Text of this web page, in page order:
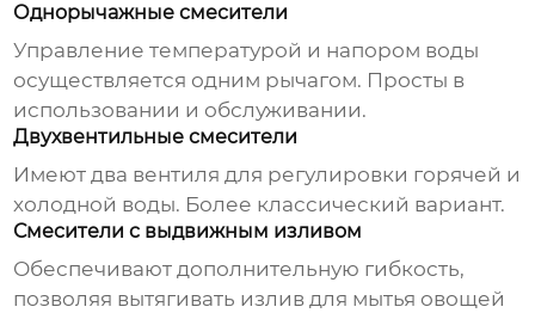
Однорычажные смесители
Управление температурой и напором воды
осуществляется одним рычагом. Просты в
использовании и обслуживании.
Двухвентильные смесители
Имеют два вентиля для регулировки горячей и
холодной воды. Более классический вариант.
Смесители с выдвижным изливом
Обеспечивают дополнительную гибкость,
позволяя вытягивать излив для мытья овощей